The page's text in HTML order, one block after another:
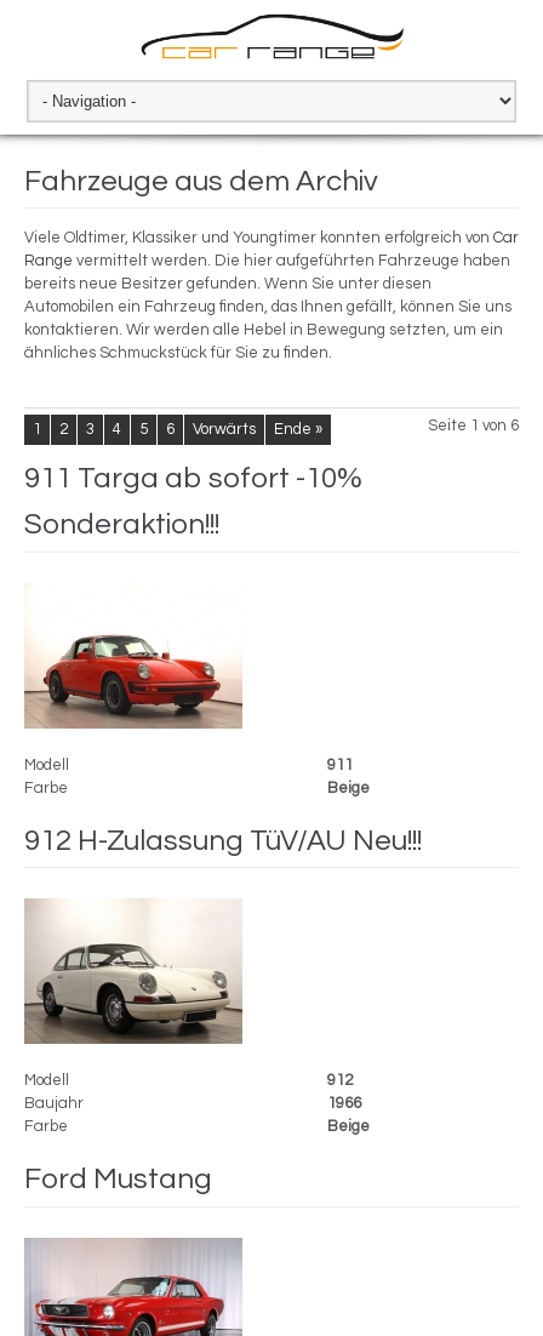
Fahrzeuge aus dem Archiv
Viele Oldtimer, Klassiker und Youngtimer konnten erfolgreich von Car
Range vermittelt werden. Die hier aufgeführten Fahrzeuge haben
bereits neue Besitzer gefunden. Wenn Sie unter diesen
Automobilen ein Fahrzeug finden, das Ihnen gefällt, können Sie uns
kontaktieren. Wir werden alle Hebel in Bewegung setzten, um ein
ähnliches Schmuckstück für Sie zu finden.
Seite 1 von 6
1 2 3 4 5 6 Vorwärts Ende »
911 Targa ab sofort -10%
Sonderaktion!!!
Modell
911
Farbe
Beige
912 H-Zulassung TüV/AU Neu!!!
Modell
912
Baujahr
1966
Farbe
Beige
Ford Mustang